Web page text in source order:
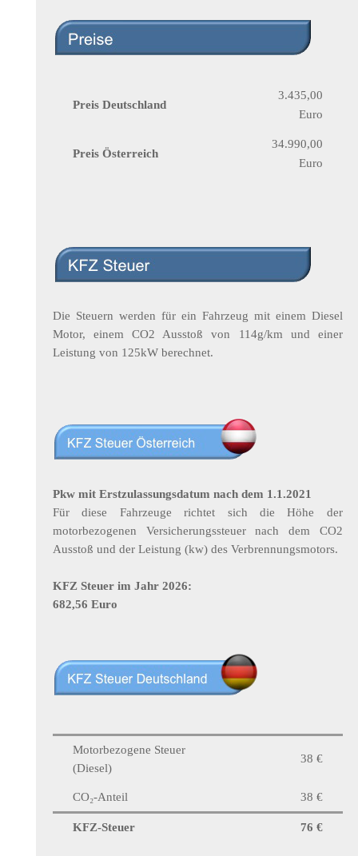
Preis Deutschland
3.435,00
Euro
Preis Österreich
34.990,00
Euro
Die Steuern werden für ein Fahrzeug mit einem Diesel
Motor, einem CO2 Ausstoß von 114g/km und einer
Leistung von 125kW berechnet.
Pkw mit Erstzulassungsdatum nach dem 1.1.2021
Für diese Fahrzeuge richtet sich die Höhe der
motorbezogenen Versicherungssteuer nach dem CO2
Ausstoß und der Leistung (kw) des Verbrennungsmotors.
KFZ Steuer im Jahr 2026:
682,56 Euro
Motorbezogene Steuer
(Diesel)
38 €
CO₂-Anteil 38 €
KFZ-Steuer 76 €